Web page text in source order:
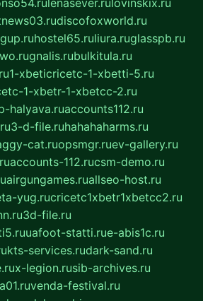
discofoxworld.ru
hostel65.ruliura.ruglasspb.ru
gnalis.rubulkitula.ru
1-xbeticricetc-1-xbetti-5.ru
1-xbetr-1-xbetcc-2.ru
halyava.ruaccounts112.ru
3-d-file.ruhahahaharms.ru
cat.ruopsmgr.ruev-gallery.ru
accounts-112.rucsm-demo.ru
airgungames.ruallseo-host.ru
yug.rucricetc1xbetr1xbetcc2.ru
3d-file.ru
uafoot-statti.rue-abis1c.ru
kts-services.rudark-sand.ru
x-legion.rusib-archives.ru
venda-festival.ru